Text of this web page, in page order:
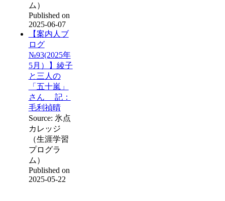
ム）
Published on
2025-06-07
【案内人ブ
ログ
№93(2025年
5月）】綾子
と三人の
「五十嵐」
さん 記：
毛利禎晴
Source: 氷点
カレッジ
（生涯学習
プログラ
ム）
Published on
2025-05-22